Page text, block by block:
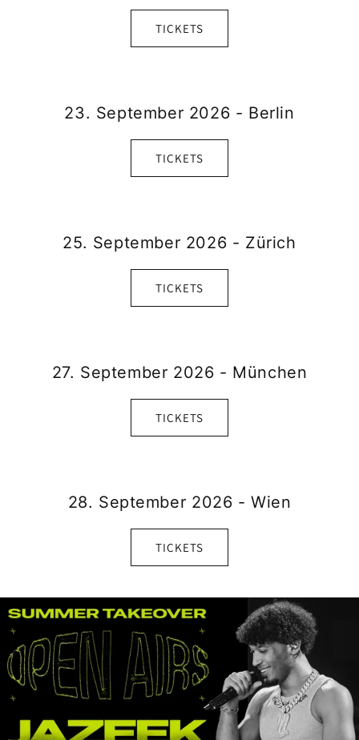
TICKETS
23. September 2026 - Berlin
TICKETS
25. September 2026 - Zürich
TICKETS
27. September 2026 - München
TICKETS
28. September 2026 - Wien
TICKETS